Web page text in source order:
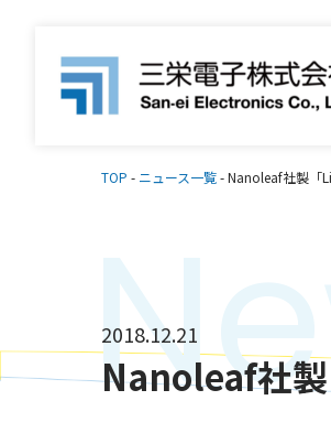
TOP - ニュース一覧-Nanoleaf社製「
2018.12.21
Nanoleaf社製